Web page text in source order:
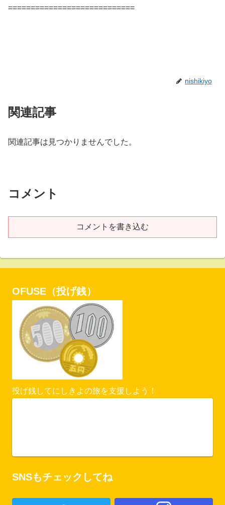
============================
nishikiyo
関連記事
関連記事は見つかりませんでした。
コメント
コメントを書き込む
OFUSE（投げ銭）
投げ銭してにしきよの旅を支援しよう！
SNSもチェックしてね